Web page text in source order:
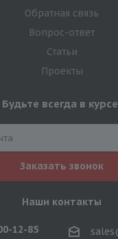
Обратная связь
Вопрос-ответ
Статьи
Проекты
Будьте всегда в
Заказать звонок
Наши контакты
12-85